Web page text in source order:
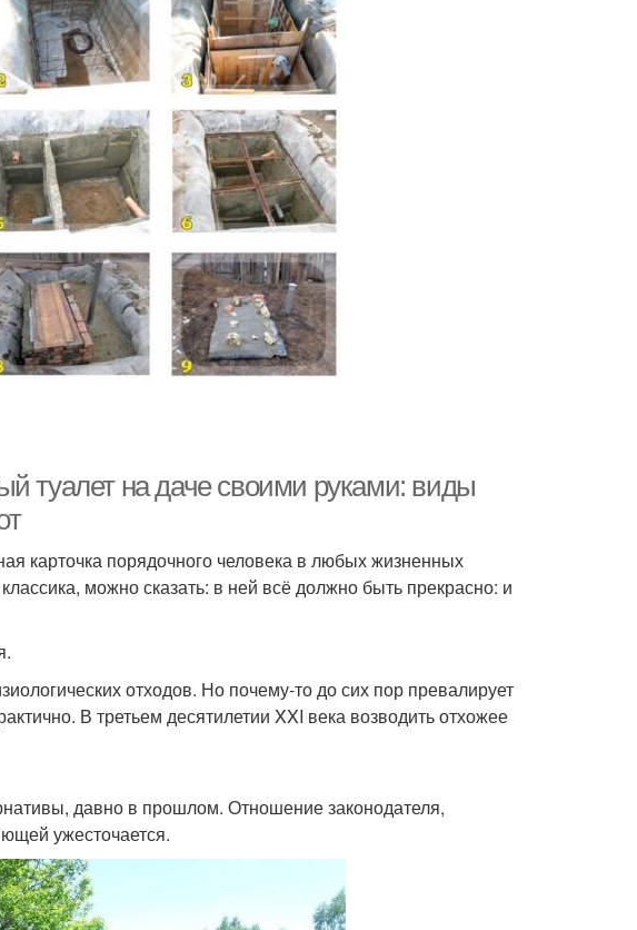
туалет на даче своими руками: виды
карточка порядочного человека в любых жизненных
можно сказать: в ней всё должно быть прекрасно: и
отходов. Но почему-то до сих пор превалирует
В третьем десятилетии XXI века возводить отхожее
давно в прошлом. Отношение законодателя,
ужесточается.